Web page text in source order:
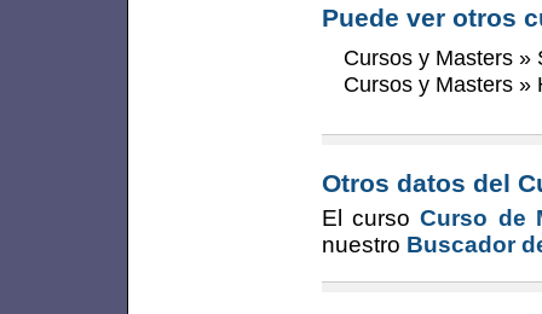
Puede ver otros
Cursos y Masters »
Cursos y Masters »
Otros datos del
El cursoCurso de
nuestro Buscador